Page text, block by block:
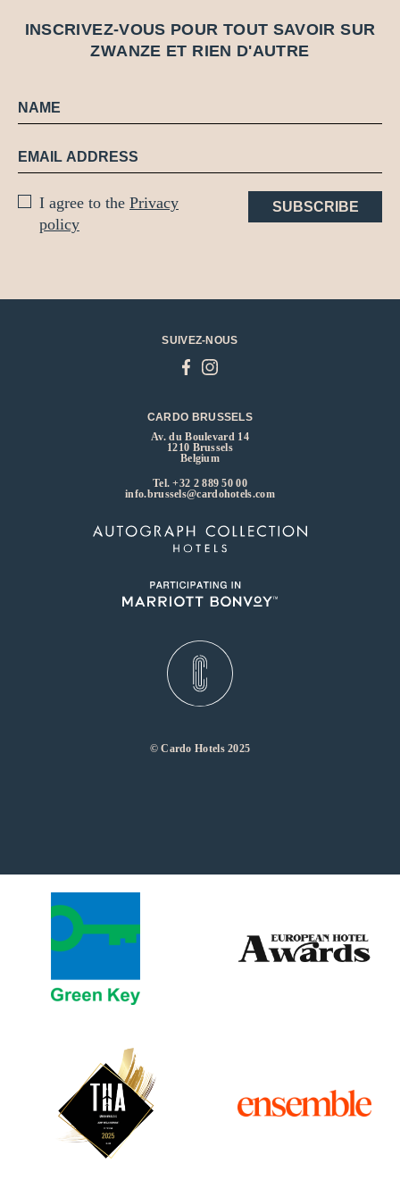
INSCRIVEZ-VOUS POUR TOUT SAVOIR SUR
ZWANZE ET RIEN D'AUTRE
I agree to the Privacy
policy
SUBSCRIBE
SUIVEZ-NOUS
CARDO BRUSSELS
Av. du Boulevard 14
1210 Brussels
Belgium
Tel.+32 2 889 50 00
info.brussels@cardohotels.com
© Cardo Hotels 2025